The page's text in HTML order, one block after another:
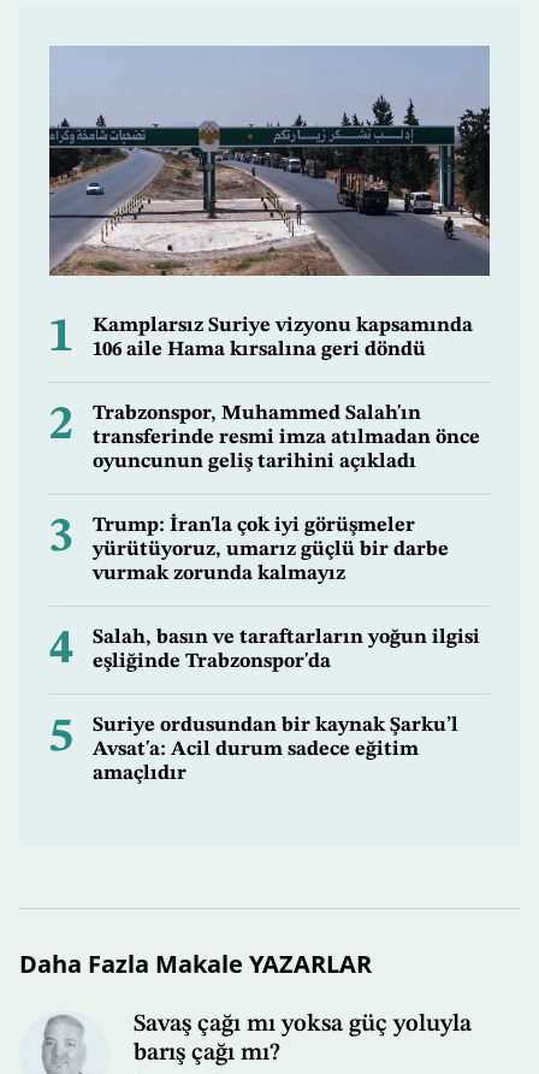
1
Kamplarsız Suriye vizyonu kapsamında
106 aile Hama kırsalına geri döndü
2
Trabzonspor, Muhammed Salah'ın
transferinde resmi imza atılmadan önce
oyuncunun geliş tarihini açıkladı
3
Trump: İran'la çok iyi görüşmeler
yürütüyoruz, umarız güçlü bir darbe
vurmak zorunda kalmayız
4
Salah, basın ve taraftarların yoğun ilgisi
eşliğinde Trabzonspor'da
5
Suriye ordusundan bir kaynak Şarku’l
Avsat'a: Acil durum sadece eğitim
amaçlıdır
Daha Fazla Makale YAZARLAR
Savaş çağı mı yoksa güç yoluyla
barış çağı mı?